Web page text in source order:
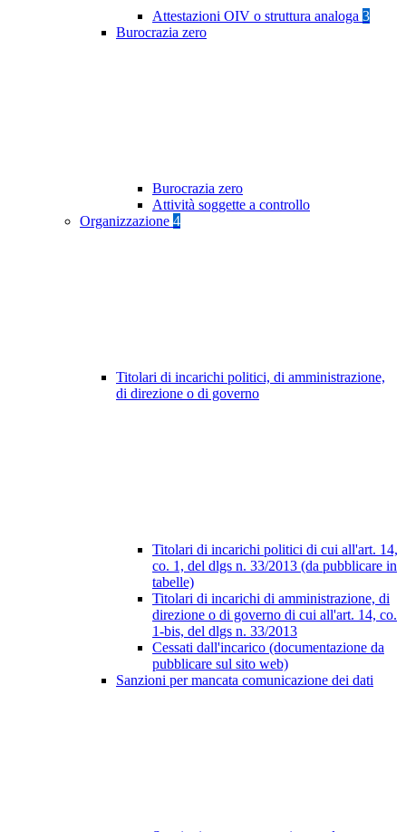
Attestazioni OIV o struttura analoga 3
Burocrazia zero
Burocrazia zero
Attività soggette a controllo
Organizzazione 4
Titolari di incarichi politici, di amministrazione,
di direzione o di governo
Titolari di incarichi politici di cui all'art. 14,
co. 1, del dlgs n. 33/2013 (da pubblicare in
tabelle)
Titolari di incarichi di amministrazione, di
direzione o di governo di cui all'art. 14, co.
1-bis, del dlgs n. 33/2013
Cessati dall'incarico (documentazione da
pubblicare sul sito web)
Sanzioni per mancata comunicazione dei dati